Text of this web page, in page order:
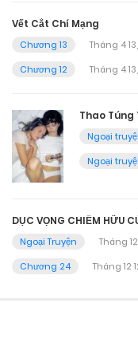
Vết Cắt Chí Mạng
Chương 13
Tháng 4
Chương 12
Tháng 4
Thao Túng
Ngoại
Ngoại
DỤC VỌNG CHIẾM HỮU
Ngoại Truyện
Tháng
Chương 24
Tháng 12